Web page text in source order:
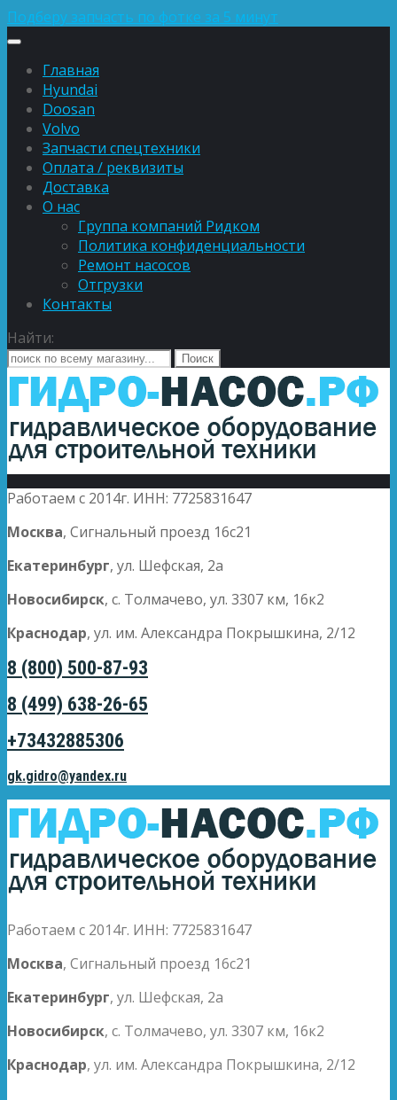
Подберу запчасть по фотке за 5 минут
Главная
Hyundai
Doosan
Volvo
Запчасти спецтехники
Оплата / реквизиты
Доставка
О нас
Группа компаний Ридком
Политика конфиденциальности
Ремонт насосов
Отгрузки
Контакты
Найти:
Работаем с 2014г. ИНН: 7725831647
Москва, Сигнальный проезд 16с21
Екатеринбург, ул. Шефская, 2а
Новосибирск, с. Толмачево, ул. 3307 км, 16к2
Краснодар, ул. им. Александра Покрышкина, 2/12
8 (800) 500-87-93
8 (499) 638-26-65
+73432885306
gk.gidro@yandex.ru
Работаем с 2014г. ИНН: 7725831647
Москва, Сигнальный проезд 16с21
Екатеринбург, ул. Шефская, 2а
Новосибирск, с. Толмачево, ул. 3307 км, 16к2
Краснодар, ул. им. Александра Покрышкина, 2/12